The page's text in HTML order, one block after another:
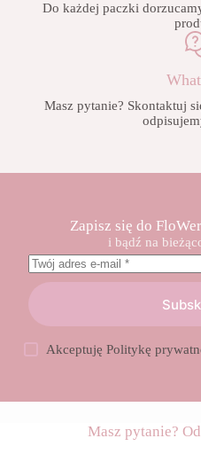
Do każdej paczki
Masz pytanie? Skontaktuj
Zapisz się do
i bądź na
AkceptujęPolitykę
Masz pytanie?